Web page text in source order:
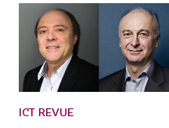
ICT REVUE